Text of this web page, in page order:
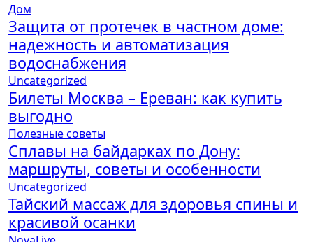
Дом
Защита от протечек в частном доме:
надежность и автоматизация
водоснабжения
Uncategorized
Билеты Москва – Ереван: как купить
выгодно
Полезные советы
Сплавы на байдарках по Дону:
маршруты, советы и особенности
Uncategorized
Тайский массаж для здоровья спины и
красивой осанки